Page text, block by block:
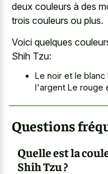
deux couleurs à des
trois couleurs ou plus.
Voici quelques
Shih Tzu:
Le noir et le
l'argent Le rouge
Questions
Quelle est la
Shih Tzu ?